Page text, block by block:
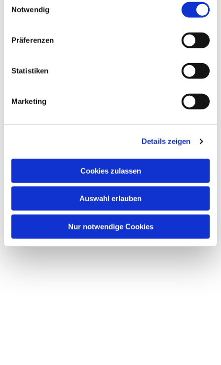
Notwendig
Präferenzen
Statistiken
Marketing
Details zeigen
Cookies zulassen
Auswahl erlauben
Nur notwendige Cookies
interessieren